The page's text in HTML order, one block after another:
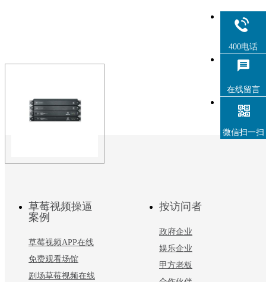
独立运行无需其它设备干预。
草莓视频操逼
案例
草莓视频APP在线
免费观看场馆
剧场草莓视频在线
按访问者
政府企业
娱乐企业
甲方老板
400电话
在线留言
微信扫一扫